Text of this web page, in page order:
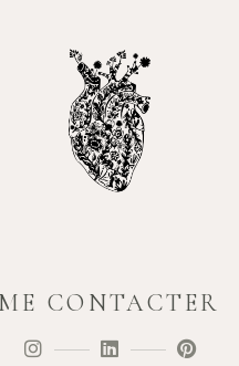
ME CONTACTER